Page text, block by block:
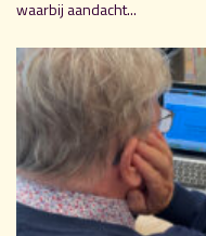
waarbij aandacht...